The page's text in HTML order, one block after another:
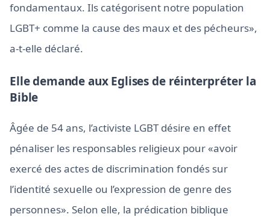
fondamentaux. Ils catégorisent notre population
LGBT+ comme la cause des maux et des pécheurs»,
a-t-elle déclaré.
Elle demande aux Eglises de réinterpréter la
Bible
Âgée de 54 ans, l’activiste LGBT désire en effet
pénaliser les responsables religieux pour «avoir
exercé des actes de discrimination fondés sur
l’identité sexuelle ou l’expression de genre des
personnes». Selon elle, la prédication biblique